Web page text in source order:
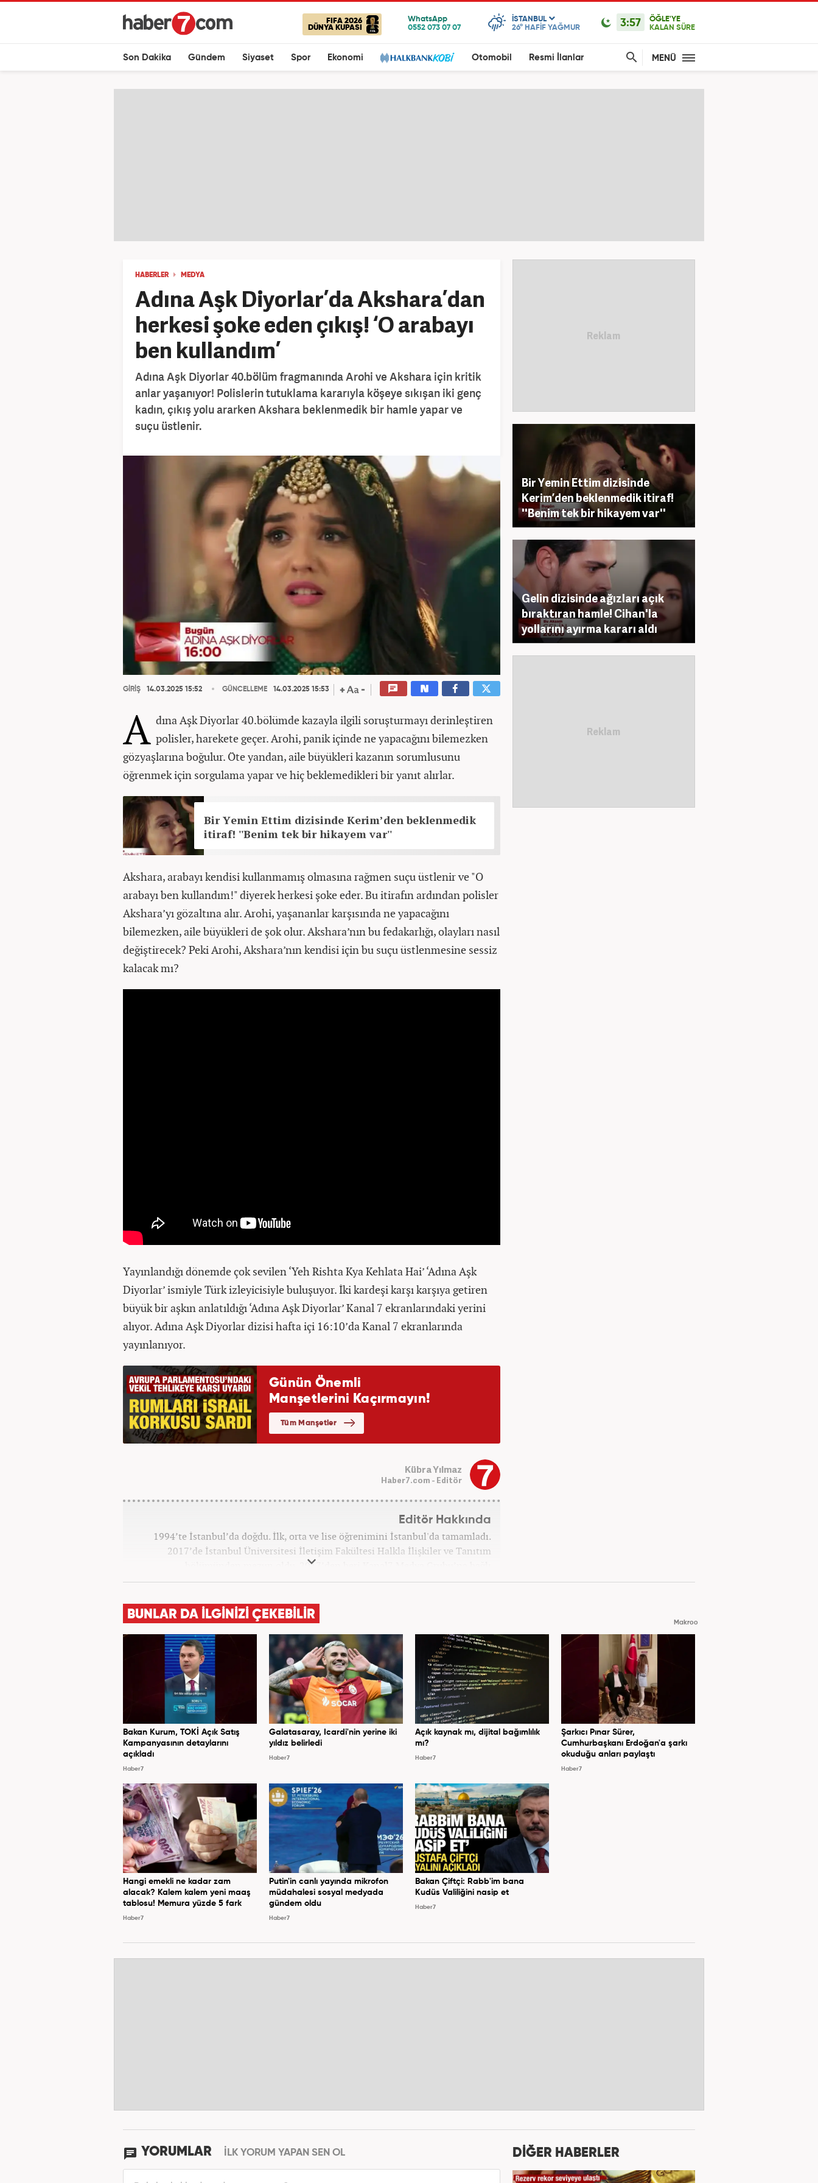
FIFA 2026
DÜNYA KUPASI
ISTANBUL
26° HAFİF YAĞMUR 3:57
ÖĞLE'YE
KALAN SÜRE
Son Dakika Gündem Siyaset Spor Ekonomi Otomobil Resmi İlanlar MENÜ
HABERLER MEDYA
Adına Aşk Diyorlar’da Akshara’dan
herkesi şoke eden çıkış! ‘O arabayı
ben kullandım’
Adına Aşk Diyorlar 40.bölüm fragmanında Arohi ve Akshara için kritik
anlar yaşanıyor! Polislerin tutuklama kararıyla köşeye sıkışan iki genç
kadın, çıkış yolu ararken Akshara beklenmedik bir hamle yapar ve
suçu üstlenir.
GİRİŞ 14.03.2025 15:52 GÜNCELLEME 14.03.2025 15:53
A dına Aşk Diyorlar 40.bölümde kazayla ilgili soruşturmayı derinleştiren
polisler, harekete geçer. Arohi, panik içinde ne yapacağını bilemezken
gözyaşlarına boğulur. Öte yandan, aile büyükleri kazanın sorumlusunu
öğrenmek için sorgulama yapar ve hiç beklemedikleri bir yanıt alırlar.
Bir Yemin Ettim dizisinde Kerim’den beklenmedik
itiraf! ''Benim tek bir hikayem var''
Akshara, arabayı kendisi kullanmamış olmasına rağmen suçu üstlenir ve "O
arabayı ben kullandım!" diyerek herkesi şoke eder. Bu itirafın ardından polisler
Akshara’yı gözaltına alır. Arohi, yaşananlar karşısında ne yapacağını
bilemezken, aile büyükleri de şok olur. Akshara’nın bu fedakarlığı, olayları nasıl
değiştirecek? Peki Arohi, Akshara’nın kendisi için bu suçu üstlenmesine sessiz
kalacak mı?
Yayınlandığı dönemde çok sevilen ‘Yeh Rishta Kya Kehlata Hai’ ‘Adına Aşk
Diyorlar’ ismiyle Türk izleyicisiyle buluşuyor. İki kardeşi karşı karşıya getiren
büyük bir aşkın anlatıldığı ‘Adına Aşk Diyorlar’ Kanal 7 ekranlarındaki yerini
alıyor. Adına Aşk Diyorlar dizisi hafta içi 16:10’da Kanal 7 ekranlarında
yayınlanıyor.
Kübra Yılmaz
Haber7.com - Editör
Editör Hakkında
1994’te İstanbul’da doğdu. İlk, orta ve lise öğrenimini İstanbul'da tamamladı.
2017’de İstanbul Üniversitesi İletişim Fakültesi Halkla İlişkiler ve Tanıtım
bölümünden mezun oldu. 2017’den beri Kanal7 Medya Grubu’na bağlı
Haber7.com bünyesinde mesleki hayatına devam etmektedir.
Bir Yemin Ettim dizisinde
Kerim’den beklenmedik itiraf!
''Benim tek bir hikayem var''
Gelin dizisinde ağızları açık
bıraktıran hamle! Cihan'la
yollarını ayırma kararı aldı
BUNLAR DA İLGİNİZİ ÇEKEBİLİR
Makroo
Bakan Kurum, TOKİ Açık Satış
Kampanyasının detaylarını
açıkladı
Haber7
Galatasaray, Icardi'nin yerine iki
yıldız belirledi
Haber7
Açık kaynak mı, dijital bağımlılık
mı?
Haber7
Şarkıcı Pınar Sürer,
Cumhurbaşkanı Erdoğan'a şarkı
okuduğu anları paylaştı
Haber7
Hangi emekli ne kadar zam
alacak? Kalem kalem yeni maaş
tablosu! Memura yüzde 5 fark
Haber7
Putin'in canlı yayında mikrofon
müdahalesi sosyal medyada
gündem oldu
Haber7
Bakan Çiftçi: Rabb'im bana
Kudüs Valiliğini nasip et
Haber7
YORUMLAR İLK YORUM YAPAN SEN OL DİĞER HABERLER